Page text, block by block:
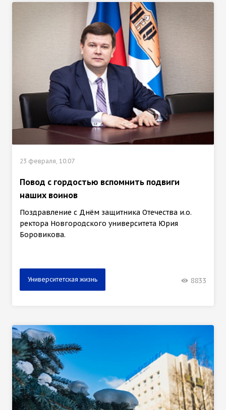
23 февраля, 10:07
Повод с гордостью вспомнить подвиги
наших воинов
Поздравление с Днём защитника Отечества и.о.
ректора Новгородского университета Юрия
Боровикова.
Университетская жизнь 8833